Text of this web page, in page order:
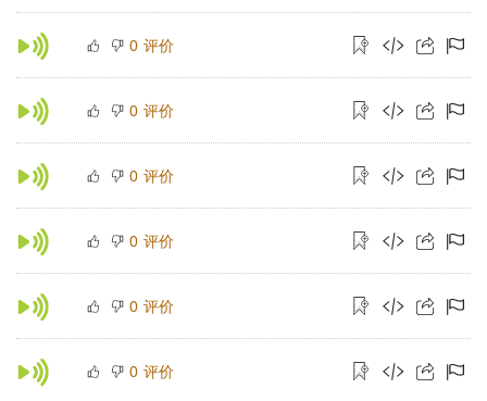
0 评价
0 评价
0 评价
0 评价
0 评价
0 评价